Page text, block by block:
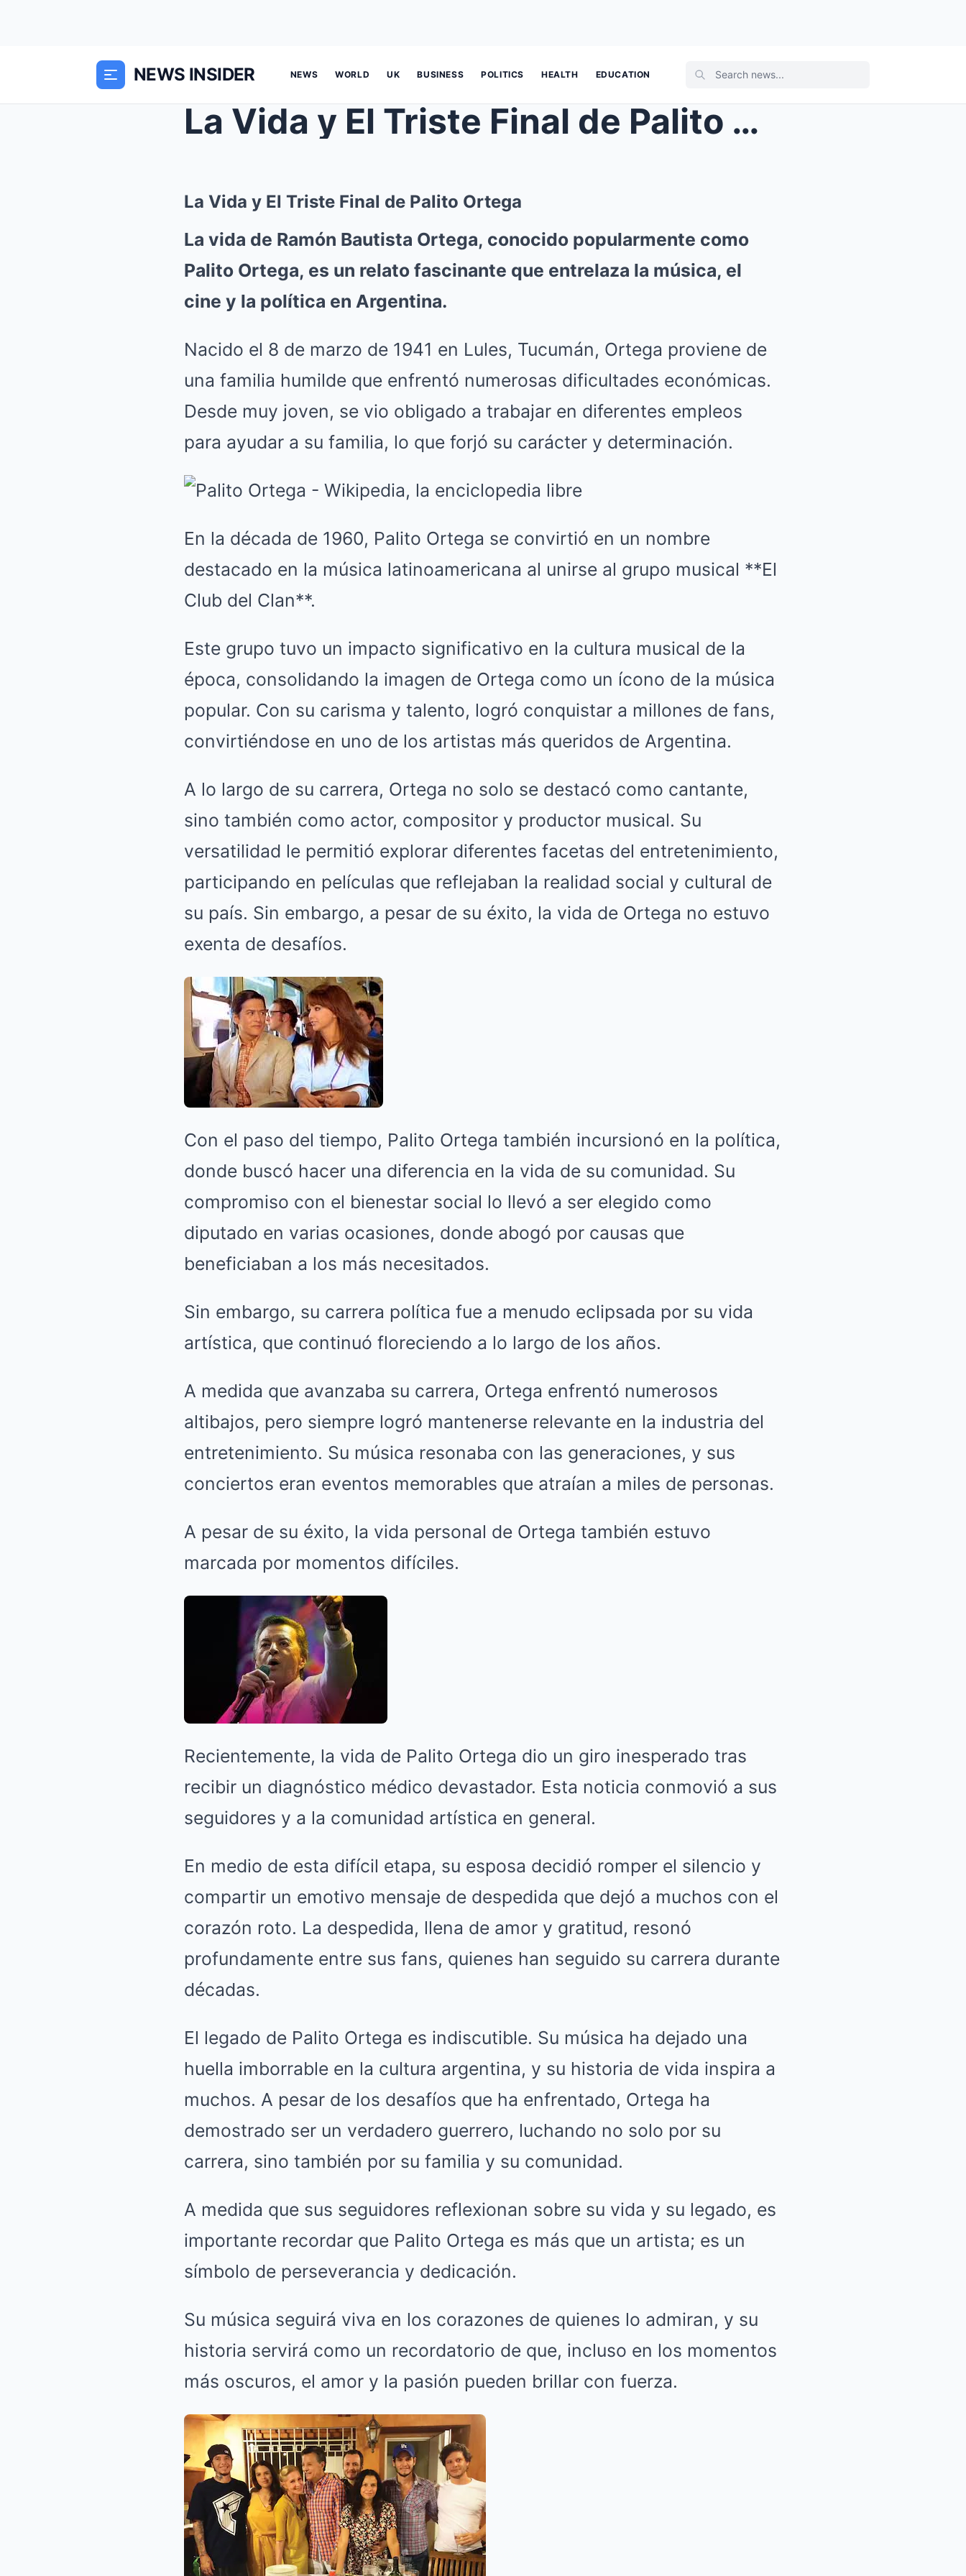
NEWS INSIDER NEWS WORLD UK BUSINESS POLITICS HEALTH EDUCATION
La Vida y El Triste Final de Palito Ortega
La Vida y El Triste Final de Palito Ortega
La vida de Ramón Bautista Ortega, conocido popularmente como
Palito Ortega, es un relato fascinante que entrelaza la música, el
cine y la política en Argentina.
Nacido el 8 de marzo de 1941 en Lules, Tucumán, Ortega proviene de
una familia humilde que enfrentó numerosas dificultades económicas.
Desde muy joven, se vio obligado a trabajar en diferentes empleos
para ayudar a su familia, lo que forjó su carácter y determinación.
En la década de 1960, Palito Ortega se convirtió en un nombre
destacado en la música latinoamericana al unirse al grupo musical **El
Club del Clan**.
Este grupo tuvo un impacto significativo en la cultura musical de la
época, consolidando la imagen de Ortega como un ícono de la música
popular. Con su carisma y talento, logró conquistar a millones de fans,
convirtiéndose en uno de los artistas más queridos de Argentina.
A lo largo de su carrera, Ortega no solo se destacó como cantante,
sino también como actor, compositor y productor musical. Su
versatilidad le permitió explorar diferentes facetas del entretenimiento,
participando en películas que reflejaban la realidad social y cultural de
su país. Sin embargo, a pesar de su éxito, la vida de Ortega no estuvo
exenta de desafíos.
Con el paso del tiempo, Palito Ortega también incursionó en la política,
donde buscó hacer una diferencia en la vida de su comunidad. Su
compromiso con el bienestar social lo llevó a ser elegido como
diputado en varias ocasiones, donde abogó por causas que
beneficiaban a los más necesitados.
Sin embargo, su carrera política fue a menudo eclipsada por su vida
artística, que continuó floreciendo a lo largo de los años.
A medida que avanzaba su carrera, Ortega enfrentó numerosos
altibajos, pero siempre logró mantenerse relevante en la industria del
entretenimiento. Su música resonaba con las generaciones, y sus
conciertos eran eventos memorables que atraían a miles de personas.
A pesar de su éxito, la vida personal de Ortega también estuvo
marcada por momentos difíciles.
Recientemente, la vida de Palito Ortega dio un giro inesperado tras
recibir un diagnóstico médico devastador. Esta noticia conmovió a sus
seguidores y a la comunidad artística en general.
En medio de esta difícil etapa, su esposa decidió romper el silencio y
compartir un emotivo mensaje de despedida que dejó a muchos con el
corazón roto. La despedida, llena de amor y gratitud, resonó
profundamente entre sus fans, quienes han seguido su carrera durante
décadas.
El legado de Palito Ortega es indiscutible. Su música ha dejado una
huella imborrable en la cultura argentina, y su historia de vida inspira a
muchos. A pesar de los desafíos que ha enfrentado, Ortega ha
demostrado ser un verdadero guerrero, luchando no solo por su
carrera, sino también por su familia y su comunidad.
A medida que sus seguidores reflexionan sobre su vida y su legado, es
importante recordar que Palito Ortega es más que un artista; es un
símbolo de perseverancia y dedicación.
Su música seguirá viva en los corazones de quienes lo admiran, y su
historia servirá como un recordatorio de que, incluso en los momentos
más oscuros, el amor y la pasión pueden brillar con fuerza.